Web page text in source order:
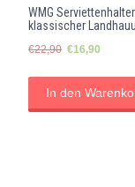
WMG
klassischer
€22,90 Ursprünglicher
€22,90
€16,90
In den